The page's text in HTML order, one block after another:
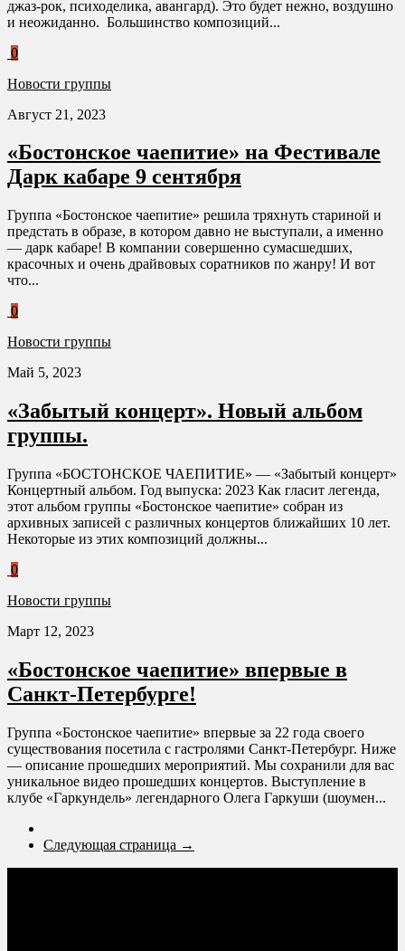
джаз-рок, психоделика, авангард). Это будет нежно, воздушно
и неожиданно. Большинство композиций...
0
Новости группы
Август 21, 2023
«Бостонское чаепитие» на Фестивале
Дарк кабаре 9 сентября
Группа «Бостонское чаепитие» решила тряхнуть стариной и
предстать в образе, в котором давно не выступали, а именно
— дарк кабаре! В компании совершенно сумасшедших,
красочных и очень драйвовых соратников по жанру! И вот
что...
0
Новости группы
Май 5, 2023
«Забытый концерт». Новый альбом
группы.
Группа «БОСТОНСКОЕ ЧАЕПИТИЕ» — «Забытый концерт»
Концертный альбом. Год выпуска: 2023 Как гласит легенда,
этот альбом группы «Бостонское чаепитие» собран из
архивных записей с различных концертов ближайших 10 лет.
Некоторые из этих композиций должны...
0
Новости группы
Март 12, 2023
«Бостонское чаепитие» впервые в
Санкт-Петербурге!
Группа «Бостонское чаепитие» впервые за 22 года своего
существования посетила с гастролями Санкт-Петербург. Ниже
— описание прошедших мероприятий. Мы сохранили для вас
уникальное видео прошедших концертов. Выступление в
клубе «Гаркундель» легендарного Олега Гаркуши (шоумен...
Следующая страница →